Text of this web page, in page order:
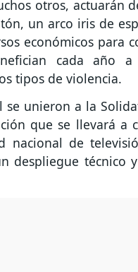
otros, actuarán
un arco iris de
económicos para
cada año
tipos de violencia.
unieron a la
que se llevará a
nacional de
despliegue técnico